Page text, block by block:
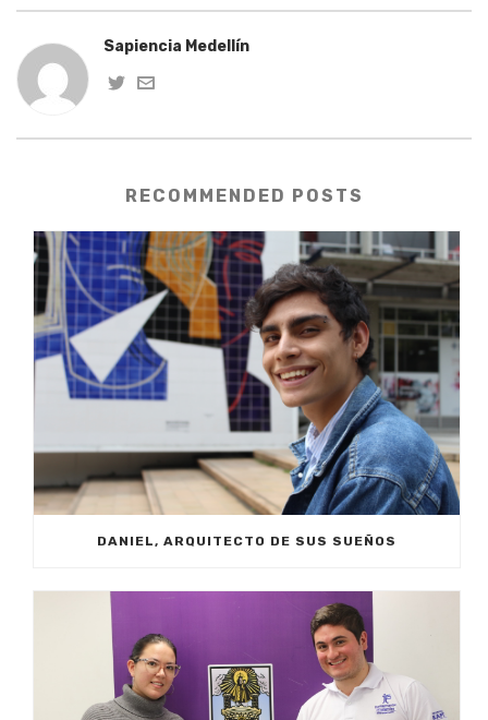
Sapiencia Medellín
RECOMMENDED POSTS
DANIEL, ARQUITECTO DE SUS SUEÑOS